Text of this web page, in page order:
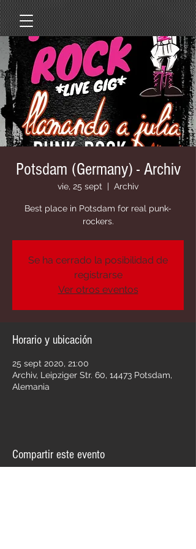
Potsdam (Germany) - Archiv
vie, 25 sept
  |
Archiv
Best place in Potsdam for real punk-
rockers.
Se ha cerrado la posibilidad de
registrarse
Ver otros eventos
Horario y ubicación
25 sept 2020, 21:00
Archiv, Leipziger Str. 60, 14473 Potsdam,
Alemania
Compartir este evento